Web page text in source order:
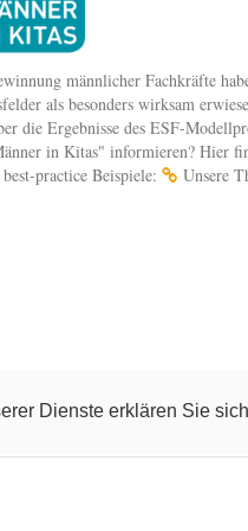
Dienste erklären Sie
männlicher Fachkräfte
als besonders wirksam
die Ergebnisse des ESF-
in Kitas" informieren? Hier
practice Beispiele:
Unsere